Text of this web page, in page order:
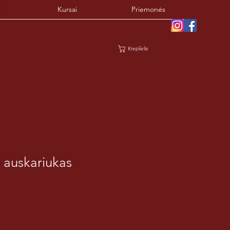
Kursai Priemonės
Krepšelis